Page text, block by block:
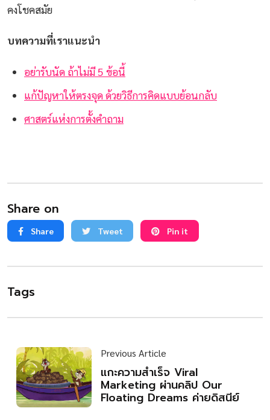
คงโชคสมัย
บทความที่เราแนะนำ
อย่ารับนัด ถ้าไม่มี 5 ข้อนี้
แก้ปัญหาให้ตรงจุด ด้วยวิธีการคิดแบบย้อนกลับ
ศาสตร์แห่งการตั้งคำถาม
Share on
Share Tweet Pin it
Tags
Previous Article
แกะความสำเร็จ Viral
Marketing ผ่านคลิป Our
Floating Dreams ค่ายดิสนีย์